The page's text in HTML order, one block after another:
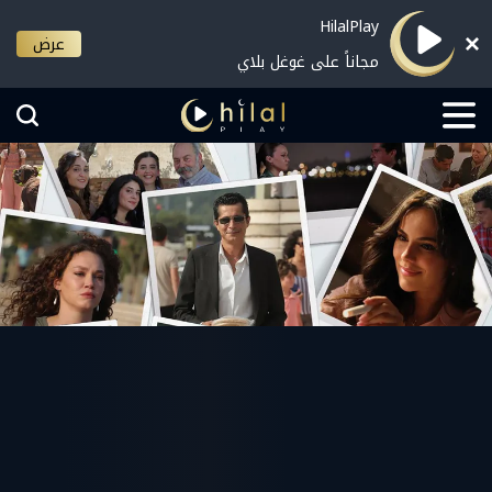
HilalPlay
مجاناً على غوغل بلاي
عرض